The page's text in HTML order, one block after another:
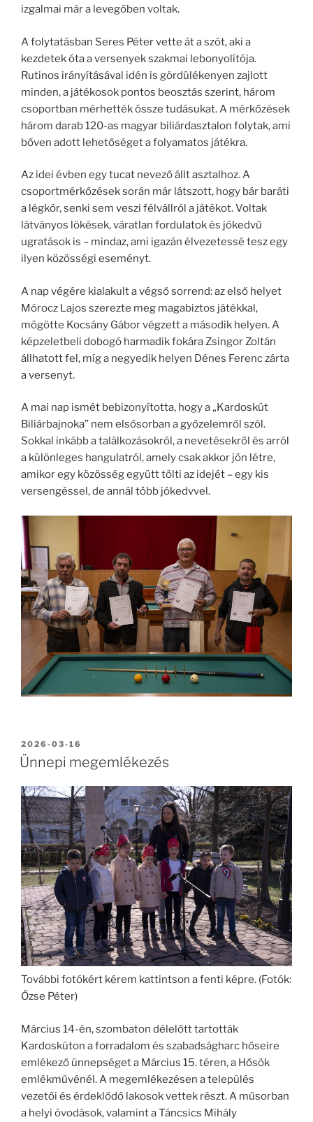
izgalmai már a levegőben voltak.
A folytatásban Seres Péter vette át a szót, aki a
kezdetek óta a versenyek szakmai lebonyolítója.
Rutinos irányításával idén is gördülékenyen zajlott
minden, a játékosok pontos beosztás szerint, három
csoportban mérhették össze tudásukat. A mérkőzések
három darab 120-as magyar biliárdasztalon folytak, ami
bőven adott lehetőséget a folyamatos játékra.
Az idei évben egy tucat nevező állt asztalhoz. A
csoportmérkőzések során már látszott, hogy bár baráti
a légkör, senki sem veszi félvállról a játékot. Voltak
látványos lökések, váratlan fordulatok és jókedvű
ugratások is – mindaz, ami igazán élvezetessé tesz egy
ilyen közösségi eseményt.
A nap végére kialakult a végső sorrend: az első helyet
Mórocz Lajos szerezte meg magabiztos játékkal,
mögötte Kocsány Gábor végzett a második helyen. A
képzeletbeli dobogó harmadik fokára Zsingor Zoltán
állhatott fel, míg a negyedik helyen Dénes Ferenc zárta
a versenyt.
A mai nap ismét bebizonyította, hogy a „Kardoskút
Biliárbajnoka” nem elsősorban a győzelemről szól.
Sokkal inkább a találkozásokról, a nevetésekről és arról
a különleges hangulatról, amely csak akkor jön létre,
amikor egy közösség együtt tölti az idejét – egy kis
versengéssel, de annál több jókedvvel.
BEKÜLDVE:
2026-03-16
Ünnepi megemlékezés
További fotókért kérem kattintson a fenti képre. (Fotók:
Őzse Péter)
Március 14-én, szombaton délelőtt tartották
Kardoskúton a forradalom és szabadságharc hőseire
emlékező ünnepséget a Március 15. téren, a Hősök
emlékművénél. A megemlékezésen a település
vezetői és érdeklődő lakosok vettek részt. A műsorban
a helyi óvodások, valamint a Táncsics Mihály